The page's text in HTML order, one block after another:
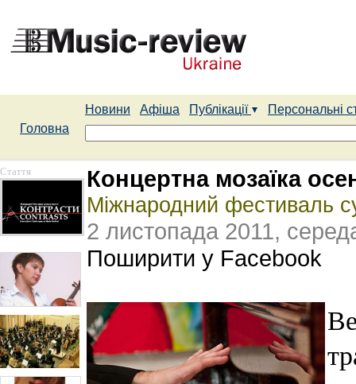
Новини Афіша Публікації
Персональні
Головна
Стаття Концертна мозаїка
Міжнародний фестиваль
2 листопада 2011,
Поширити у Facebook